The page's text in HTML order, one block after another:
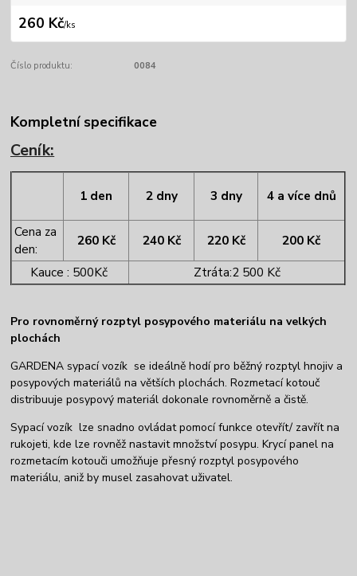
260 Kč/ks
Číslo produktu: 0084
Kompletní specifikace
Ceník:
1 den 2 dny 3 dny 4 a více dnů
Cena za
den:
260 Kč 240 Kč 220 Kč
200 Kč
Kauce : 500Kč
Ztráta:2 500 Kč
Pro rovnoměrný rozptyl posypového materiálu na velkých
plochách
GARDENA sypací vozík se ideálně hodí pro běžný rozptyl hnojiv a
posypových materiálů na větších plochách. Rozmetací kotouč
distribuuje posypový materiál dokonale rovnoměrně a čistě.
Sypací vozík lze snadno ovládat pomocí funkce otevřít/ zavřít na
rukojeti, kde lze rovněž nastavit množství posypu. Krycí panel na
rozmetacím kotouči umožňuje přesný rozptyl posypového
materiálu, aniž by musel zasahovat uživatel.